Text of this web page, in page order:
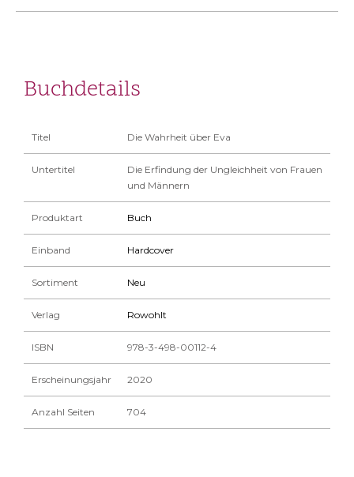
Buchdetails
Titel Die Wahrheit über Eva
Untertitel
Die Erfindung der Ungleichheit von Frauen
und Männern
Produktart Buch
Einband Hardcover
Sortiment Neu
Verlag Rowohlt
ISBN 978-3-498-00112-4
Erscheinungsjahr 2020
Anzahl Seiten 704